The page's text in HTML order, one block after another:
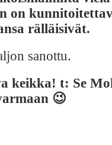
on
rälläisivät.
sanottu.
keikka! t: Se
😉